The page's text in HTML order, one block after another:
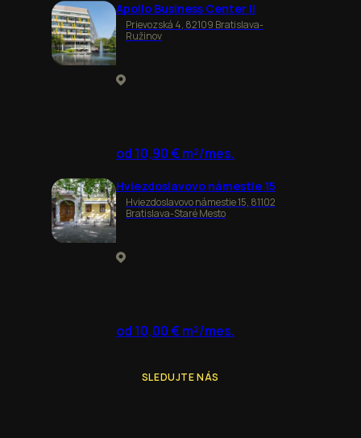
Apollo Business Center II
Prievozská 4, 82109 Bratislava-
Ružinov
od 10,90 € m²/mes.
Hviezdoslavovo námestie 15
Hviezdoslavovo námestie 15, 81102
Bratislava-Staré Mesto
od 10,00 € m²/mes.
SLEDUJTE NÁS